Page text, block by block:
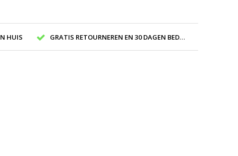
HUIS GRATIS RETOURNEREN EN 30 DAGEN BEDENKTIJD